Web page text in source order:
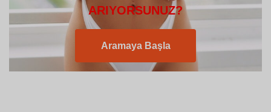
ARIYORSUNUZ?
Aramaya Başla